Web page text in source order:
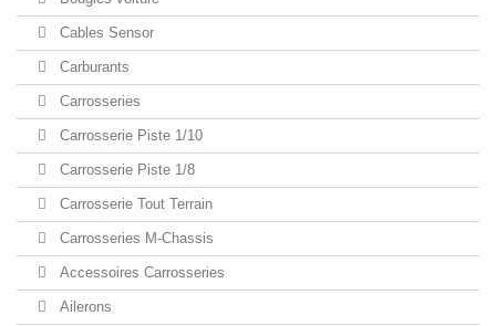
Cables Sensor
Carburants
Carrosseries
Carrosserie Piste 1/10
Carrosserie Piste 1/8
Carrosserie Tout Terrain
Carrosseries M-Chassis
Accessoires Carrosseries
Ailerons